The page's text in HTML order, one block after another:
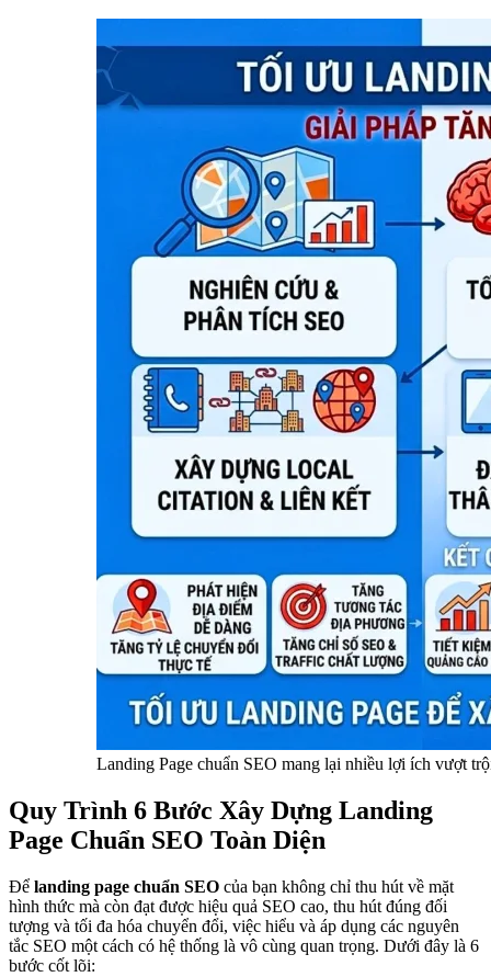
Landing Page chuẩn SEO mang lại nhiều lợi ích vượt
Quy Trình 6 Bước Xây Dựng Landing
Page Chuẩn SEO Toàn Diện
Để landing page chuẩn SEO của bạn không chỉ thu hút về mặt
hình thức mà còn đạt được hiệu quả SEO cao, thu hút đúng đối
tượng và tối đa hóa chuyển đổi, việc hiểu và áp dụng các nguyên
tắc SEO một cách có hệ thống là vô cùng quan trọng. Dưới đây là 6
bước cốt lõi: